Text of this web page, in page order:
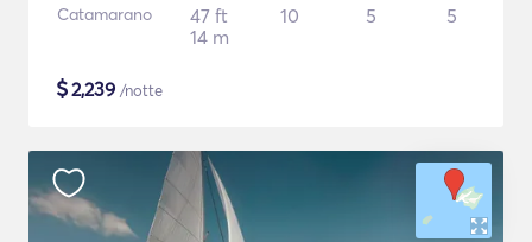
Catamarano
47 ft
14 m
10 5 5
$2,239 /notte